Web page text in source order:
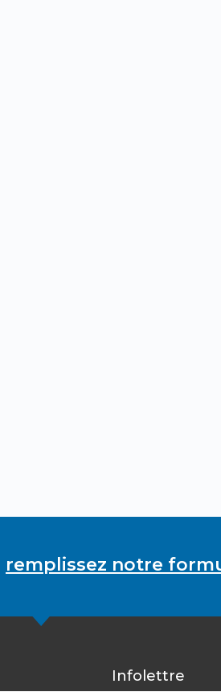
remplissez notre
Infolettre